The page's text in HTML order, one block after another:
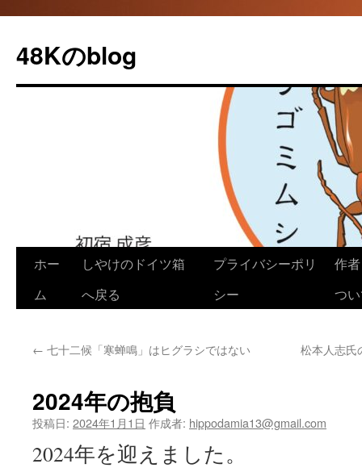
48Kのblog
ン
へ
ス
ホー
ム
しやけのドイツ箱
へ戻る
プライバシーポリ
シー
作
つ
← 七十二候「寒蝉鳴」はヒグラシではない 松本人志氏
2024年の抱負
投稿日: 2024年1月1日 作成者: hippodamia13@gmail.com
2024年を迎えました。